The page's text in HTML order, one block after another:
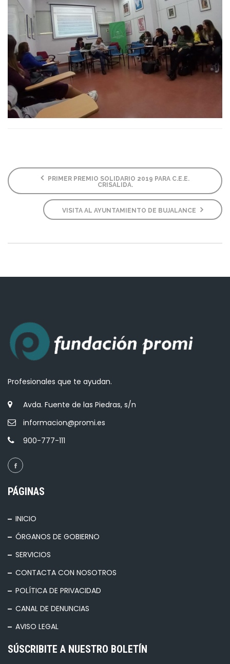
PRIMER PREMIO SOLIDARIO 2019 PARA C.E.E.
CRISALIDA.
VISITA AL AYUNTAMIENTO DE BUJALANCE
Profesionales que te ayudan.
Avda. Fuente de las Piedras, s/n
informacion@promi.es
900-777-111
PÁGINAS
INICIO
ÓRGANOS DE GOBIERNO
SERVICIOS
CONTACTA CON NOSOTROS
POLÍTICA DE PRIVACIDAD
CANAL DE DENUNCIAS
AVISO LEGAL
SÚSCRIBITE A NUESTRO BOLETÍN